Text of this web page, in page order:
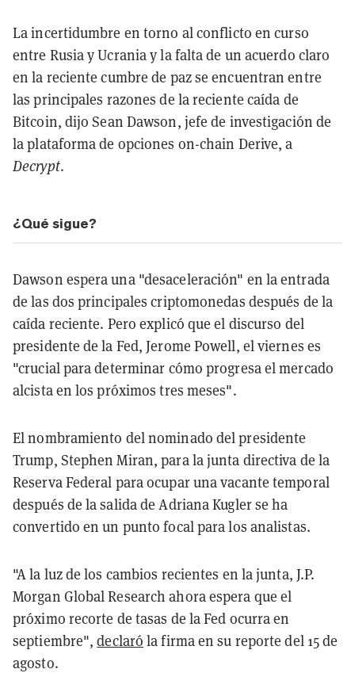
La incertidumbre en torno al conflicto en curso
entre Rusia y Ucrania y la falta de un acuerdo claro
en la reciente cumbre de paz se encuentran entre
las principales razones de la reciente caída de
Bitcoin, dijo Sean Dawson, jefe de investigación de
la plataforma de opciones on-chain Derive, a
Decrypt.
¿Qué sigue?
Dawson espera una "desaceleración" en la entrada
de las dos principales criptomonedas después de la
caída reciente. Pero explicó que el discurso del
presidente de la Fed, Jerome Powell, el viernes es
"crucial para determinar cómo progresa el mercado
alcista en los próximos tres meses".
El nombramiento del nominado del presidente
Trump, Stephen Miran, para la junta directiva de la
Reserva Federal para ocupar una vacante temporal
después de la salida de Adriana Kugler se ha
convertido en un punto focal para los analistas.
"A la luz de los cambios recientes en la junta, J.P.
Morgan Global Research ahora espera que el
próximo recorte de tasas de la Fed ocurra en
septiembre",declaró la firma en su reporte del 15 de
agosto.